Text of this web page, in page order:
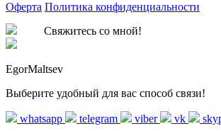
Оферта Политика конфиденциальности
Свяжитесь со мной!
EgorMaltsev
Выберите удобный для вас способ связи!
whatsapp telegram viber vk